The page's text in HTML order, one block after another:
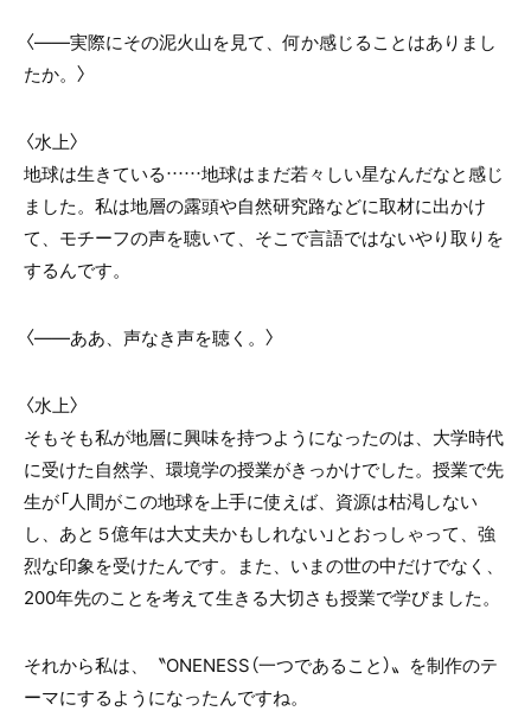
〈――実際にその泥火山を見て、何か感じることはありまし
たか。〉
〈水上〉
地球は生きている……地球はまだ若々しい星なんだなと感じ
ました。私は地層の露頭や自然研究路などに取材に出かけ
て、モチーフの声を聴いて、そこで言語ではないやり取りを
するんです。
〈――ああ、声なき声を聴く。〉
〈水上〉
そもそも私が地層に興味を持つようになったのは、大学時代
に受けた自然学、環境学の授業がきっかけでした。授業で先
生が「人間がこの地球を上手に使えば、資源は枯渇しない
し、あと５億年は大丈夫かもしれない」とおっしゃって、強
烈な印象を受けたんです。また、いまの世の中だけでなく、
200年先のことを考えて生きる大切さも授業で学びました。
それから私は、〝ONENESS（一つであること）〟を制作のテ
ーマにするようになったんですね。